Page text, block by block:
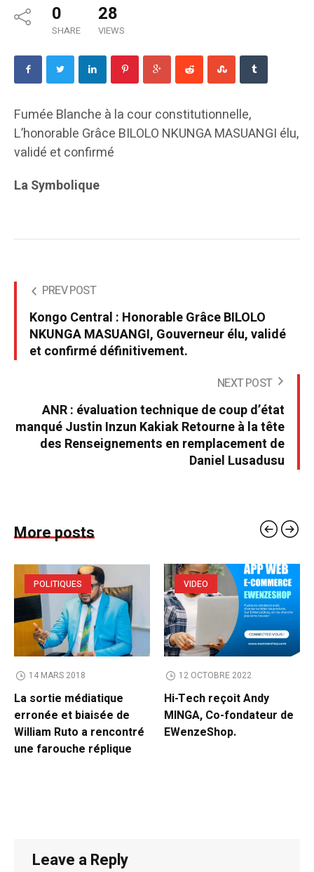
0
SHARE
28
VIEWS
Fumée Blanche à la cour constitutionnelle,
L’honorable Grâce BILOLO NKUNGA MASUANGI élu,
validé et confirmé
La Symbolique
PREV POST
Kongo Central : Honorable Grâce BILOLO
NKUNGA MASUANGI, Gouverneur élu, validé
et confirmé définitivement.
NEXT POST
ANR : évaluation technique de coup d’état
manqué Justin Inzun Kakiak Retourne à la tête
des Renseignements en remplacement de
Daniel Lusadusu
More posts
POLITIQUES
14 MARS 2018
La sortie médiatique
erronée et biaisée de
William Ruto a rencontré
une farouche réplique
VIDEO
12 OCTOBRE 2022
Hi-Tech reçoit Andy
MINGA, Co-fondateur de
EWenzeShop.
Leave a Reply